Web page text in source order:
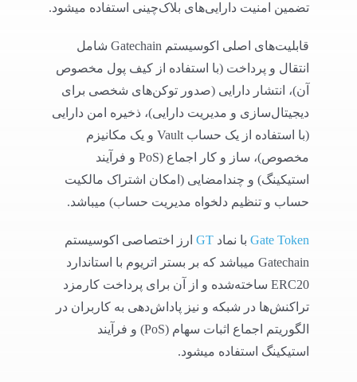
تضمین امنیت دارایی‌های بلاک‌چینی استفاده میشود.
قابلیت‌های اصلی اکوسیستم Gatechain شامل
انتقال و پرداخت (با استفاده از کیف پول مخصوص
آن)، انتشار دارایی (صدور توکن‌های شخصی برای
دیجیتال‌سازی و مدیریت دارایی)، ذخیره امن دارایی
(با استفاده از یک حساب Vault و یک مکانیزم
مخصوص)، ساز و کار اجماع (PoS و فرآیند
استیکینگ) و چندامضایی (امکان اشتراک مالکیت
حساب و تنظیم دلخواه مدیریت حساب) میباشد.
Gate Tokenبا نماد GTارز اختصاصی اکوسیستم
Gatechain میباشد که بر بستر اتریوم با استاندارد
ERC20 ساخته‌شده و از آن برای پرداخت کارمزد
تراکنش‌ها در شبکه و نیز پاداش‌دهی به کاربران در
الگوریتم اجماع اثبات سهام (PoS) و فرآیند
استیکینگ استفاده میشود.